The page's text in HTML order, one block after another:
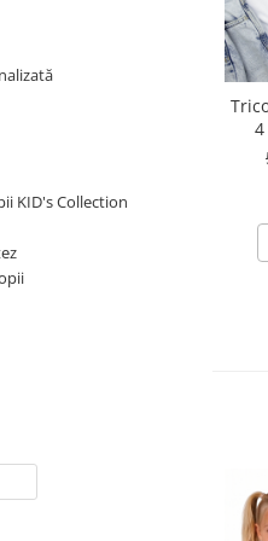
KID's Collection